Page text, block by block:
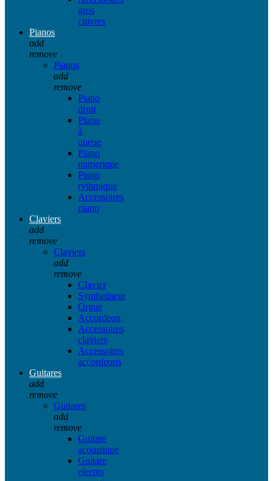
gros
cuivres
Pianos
add
remove
Pianos
add
remove
Piano
droit
Piano
à
queue
Piano
numerique
Piano
rythmique
Accessoires
piano
Claviers
add
remove
Claviers
add
remove
Clavier
Synthetiseur
Orgue
Accordeon
Accessoires
claviers
Accessoires
accordeons
Guitares
add
remove
Guitares
add
remove
Guitare
acoustique
Guitare
electro